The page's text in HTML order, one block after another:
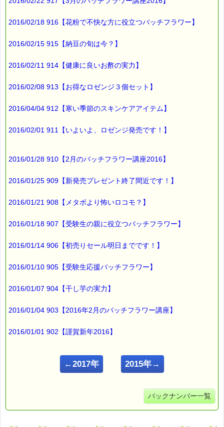
2016/02/18 916【花粉で不快な方に役立つバッチフラワー】
2016/02/15 915【納豆の旬は今？】
2016/02/11 914【健康に良いお酢の実力】
2016/02/08 913【お得なロゼンジ３個セット】
2016/04/04 912【寒い季節のスキンケアアイテム】
2016/02/01 911【いよいよ、ロゼンジ発売です！】
2016/01/28 910【2月のバッチフラワー講座2016】
2016/01/25 909【新発売プレゼント終了間近です！】
2016/01/21 908【メタボより怖いロコモ？】
2016/01/18 907【受験生の親に役立つバッチフラワー】
2016/01/14 906【初売りセール明日までです！】
2016/01/10 905【受験生応援バッチフラワー】
2016/01/07 904【干し芋の実力】
2016/01/04 903【2016年2月のバッチフラワー講座】
2016/01/01 902【謹賀新年2016】
←2017年 2015年→
バックナンバー一覧